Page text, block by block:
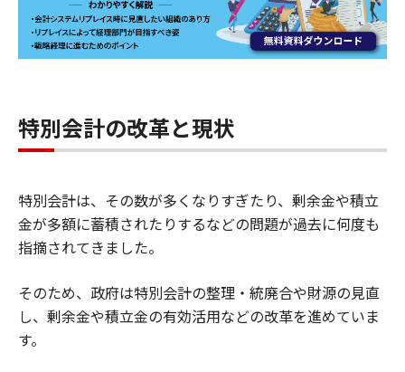
特別会計の改革と現状
特別会計は、その数が多くなりすぎたり、剰余金や積立
金が多額に蓄積されたりするなどの問題が過去に何度も
指摘されてきました。
そのため、政府は特別会計の整理・統廃合や財源の見直
し、剰余金や積立金の有効活用などの改革を進めていま
す。